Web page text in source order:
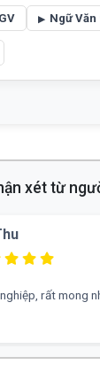
Ngữ Văn
xét từ
rất mong